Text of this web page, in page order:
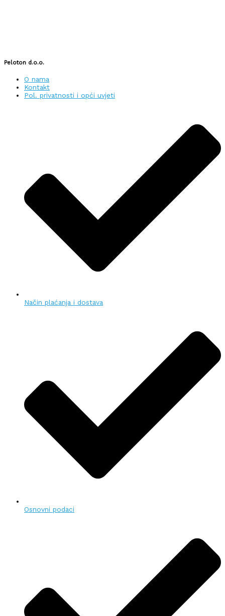
Peloton d.o.o.
O nama
Kontakt
Pol. privatnosti i opći uvjeti
Način plaćanja i dostava
Osnovni podaci